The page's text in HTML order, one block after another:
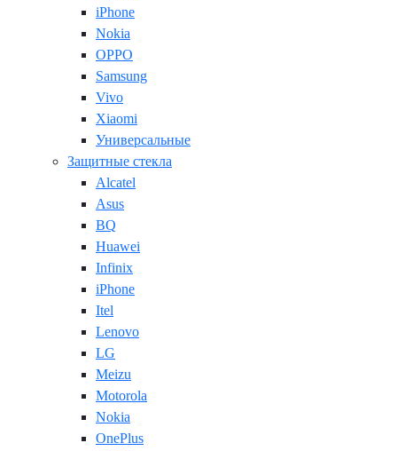
iPhone
Nokia
OPPO
Samsung
Vivo
Xiaomi
Универсальные
Защитные стекла
Alcatel
Asus
BQ
Huawei
Infinix
iPhone
Itel
Lenovo
LG
Meizu
Motorola
Nokia
OnePlus